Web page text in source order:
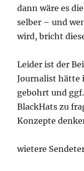
dann wäre es
selber – und
wird, bricht
Leider ist der
Journalist hätte
gebohrt und
BlackHats zu
Konzepte
wietere